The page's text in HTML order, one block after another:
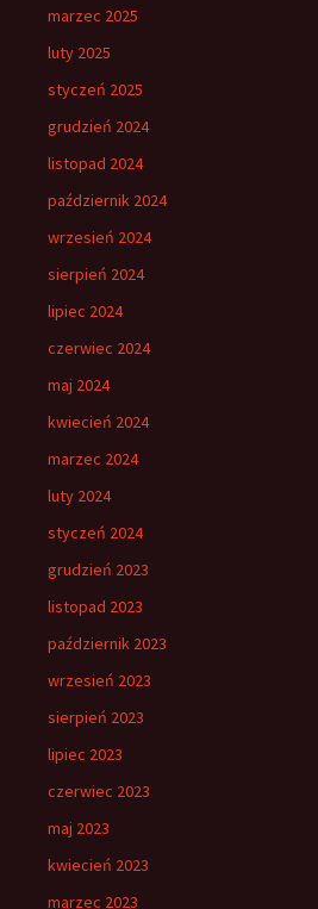
marzec 2025
luty 2025
styczeń 2025
grudzień 2024
listopad 2024
październik 2024
wrzesień 2024
sierpień 2024
lipiec 2024
czerwiec 2024
maj 2024
kwiecień 2024
marzec 2024
luty 2024
styczeń 2024
grudzień 2023
listopad 2023
październik 2023
wrzesień 2023
sierpień 2023
lipiec 2023
czerwiec 2023
maj 2023
kwiecień 2023
marzec 2023